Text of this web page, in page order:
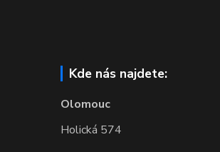
Kde nás najdete:
Olomouc
Holická 574